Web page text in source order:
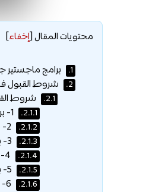
محتويات المقال[إخفاء]
1. برامج ماجستير
2. شروط القبول
2.1. شروط
2.1.1.
2.1.2.
2.1.3.
2.1.4.
2.1.5.
2.1.6.